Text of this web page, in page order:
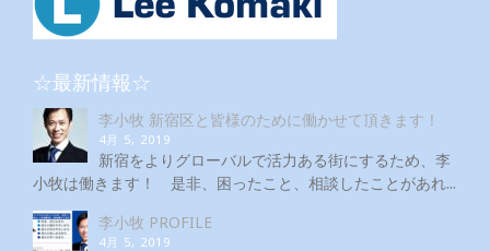
☆最新情報☆
李小牧 新宿区と皆様のために働かせて頂きます！
4月 5, 2019
新宿をよりグローバルで活力ある街にするため、李
小牧は働きます！ 是非、困ったこと、相談したことがあれ...
李小牧 PROFILE
4月 5, 2019